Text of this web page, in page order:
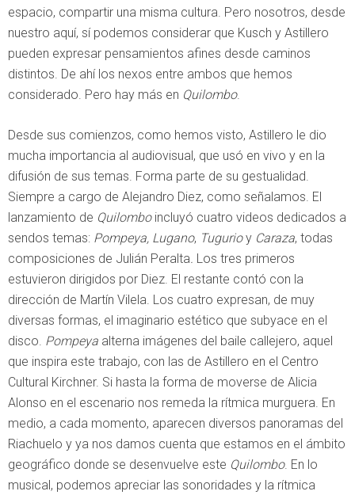
espacio, compartir una misma cultura. Pero nosotros, desde
nuestro aquí, sí podemos considerar que Kusch y Astillero
pueden expresar pensamientos afines desde caminos
distintos. De ahí los nexos entre ambos que hemos
considerado. Pero hay más en Quilombo.
Desde sus comienzos, como hemos visto, Astillero le dio
mucha importancia al audiovisual, que usó en vivo y en la
difusión de sus temas. Forma parte de su gestualidad.
Siempre a cargo de Alejandro Diez, como señalamos. El
lanzamiento de Quilomboincluyó cuatro videos dedicados a
sendos temas: Pompeya, Lugano, Tugurioy Caraza, todas
composiciones de Julián Peralta Los tres primeros
estuvieron dirigidos por Diez. El restante contó con la
dirección de Martín Vilela. Los cuatro expresan, de muy
diversas formas, el imaginario estético que subyace en el
disco. Pompeya alterna imágenes del baile callejero, aquel
que inspira este trabajo, con las de Astillero en el Centro
Cultural Kirchner. Si hasta la forma de moverse de Alicia
Alonso en el escenario nos remeda la rítmica murguera. En
medio, a cada momento, aparecen diversos panoramas del
Riachuelo y ya nos damos cuenta que estamos en el ámbito
geográfico donde se desenvuelve este Quilombo. En lo
musical, podemos apreciar las sonoridades y la rítmica